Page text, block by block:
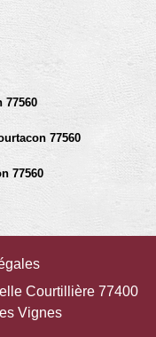
77560
77560
77560
Courtillière 77400
Vignes